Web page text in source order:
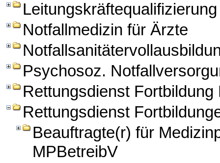
Leitungskräftequalifizierung
Notfallmedizin für Ärzte
Psychosoz.
Rettungsdienst Fortbildung
Rettungsdienst
Beauftragte(r) für
MPBetreibV